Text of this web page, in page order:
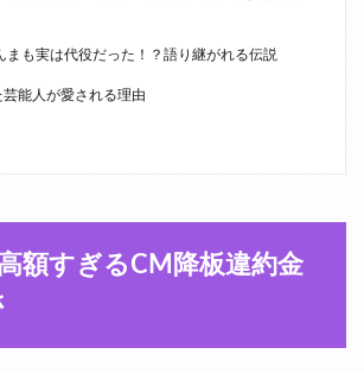
まも実は代役だった！？語り継がれる伝説
能人が愛される理由
額すぎるCM降板違約金